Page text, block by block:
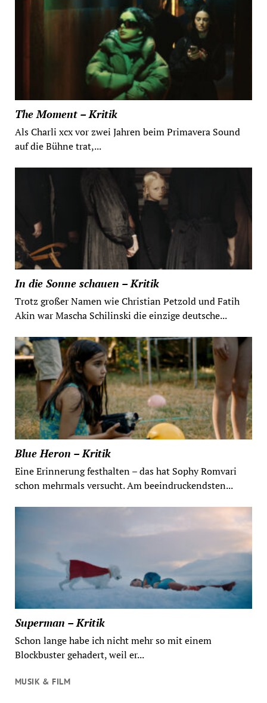
The Moment – Kritik
Als Charli xcx vor zwei Jahren beim Primavera Sound
auf die Bühne trat,...
In die Sonne schauen – Kritik
Trotz großer Namen wie Christian Petzold und Fatih
Akin war Mascha Schilinski die einzige deutsche...
Blue Heron – Kritik
Eine Erinnerung festhalten – das hat Sophy Romvari
schon mehrmals versucht. Am beeindruckendsten...
Superman – Kritik
Schon lange habe ich nicht mehr so mit einem
Blockbuster gehadert, weil er...
MUSIK & FILM